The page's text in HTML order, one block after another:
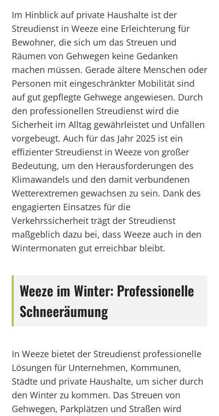
Im Hinblick auf private Haushalte ist der
Streudienst in Weeze eine Erleichterung für
Bewohner, die sich um das Streuen und
Räumen von Gehwegen keine Gedanken
machen müssen. Gerade ältere Menschen oder
Personen mit eingeschränkter Mobilität sind
auf gut gepflegte Gehwege angewiesen. Durch
den professionellen Streudienst wird die
Sicherheit im Alltag gewährleistet und Unfällen
vorgebeugt. Auch für das Jahr 2025 ist ein
effizienter Streudienst in Weeze von großer
Bedeutung, um den Herausforderungen des
Klimawandels und den damit verbundenen
Wetterextremen gewachsen zu sein. Dank des
engagierten Einsatzes für die
Verkehrssicherheit trägt der Streudienst
maßgeblich dazu bei, dass Weeze auch in den
Wintermonaten gut erreichbar bleibt.
Weeze im Winter: Professionelle
Schneeräumung
In Weeze bietet der Streudienst professionelle
Lösungen für Unternehmen, Kommunen,
Städte und private Haushalte, um sicher durch
den Winter zu kommen. Das Streuen von
Gehwegen, Parkplätzen und Straßen wird